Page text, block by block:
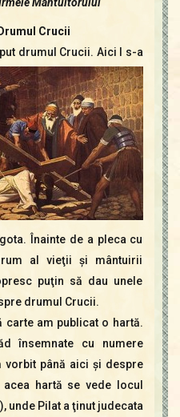
Crucii
drumul Crucii. Aici I s-a
Înainte de a pleca cu
al vieţii şi mântuirii
puţin să dau unele
drumul Crucii.
carte am publicat o hartă.
însemnate cu numere
până aici şi despre
hartă se vede locul
unde Pilat a ţinut judecata